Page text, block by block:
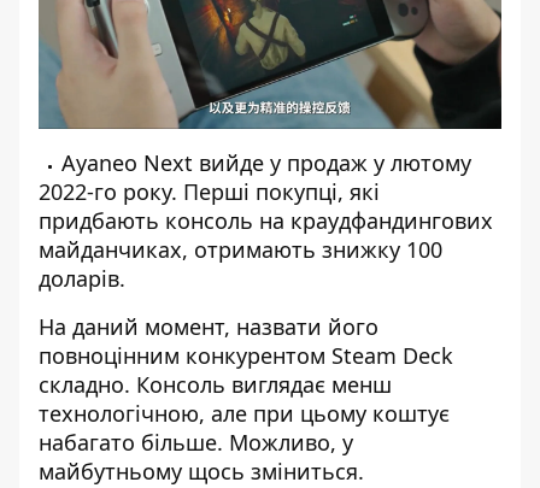
Ayaneo Next вийде у продаж у лютому
2022-го року. Перші покупці, які
придбають консоль на краудфандингових
майданчиках, отримають знижку 100
доларів.
На даний момент, назвати його
повноцінним конкурентом Steam Deck
складно. Консоль виглядає менш
технологічною, але при цьому коштує
набагато більше. Можливо, у
майбутньому щось зміниться.